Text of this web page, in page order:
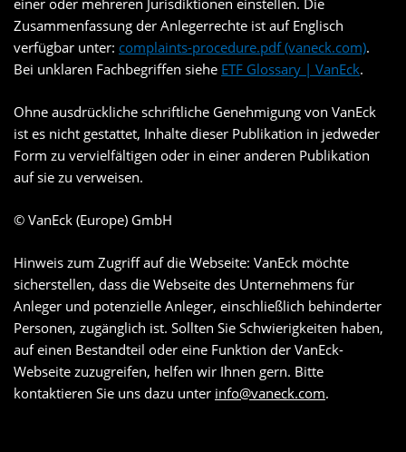
einer oder mehreren Jurisdiktionen einstellen. Die
Zusammenfassung der Anlegerrechte ist auf Englisch
verfügbar unter: complaints-procedure.pdf (vaneck.com).
Bei unklaren Fachbegriffen siehe ETF Glossary | VanEck.
Ohne ausdrückliche schriftliche Genehmigung von VanEck
ist es nicht gestattet, Inhalte dieser Publikation in jedweder
Form zu vervielfältigen oder in einer anderen Publikation
auf sie zu verweisen.
© VanEck (Europe) GmbH
Hinweis zum Zugriff auf die Webseite: VanEck möchte
sicherstellen, dass die Webseite des Unternehmens für
Anleger und potenzielle Anleger, einschließlich behinderter
Personen, zugänglich ist. Sollten Sie Schwierigkeiten haben,
auf einen Bestandteil oder eine Funktion der VanEck-
Webseite zuzugreifen, helfen wir Ihnen gern. Bitte
kontaktieren Sie uns dazu unter info@vaneck.com.